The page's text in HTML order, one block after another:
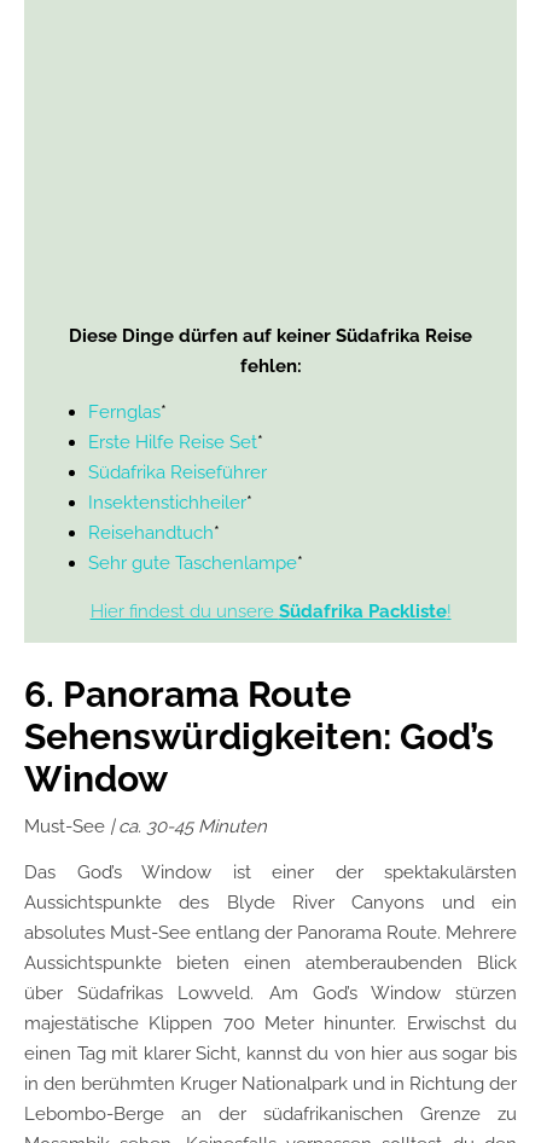
Diese Dinge dürfen auf keiner Südafrika Reise
fehlen:
Fernglas*
Erste Hilfe Reise Set*
Südafrika Reiseführer
Insektenstichheiler*
Reisehandtuch*
Sehr gute Taschenlampe*
Hier findest du unsere Südafrika Packliste!
6. Panorama Route
Sehenswürdigkeiten: God’s
Window
Must-See | ca. 30-45 Minuten
Das God’s Window ist einer der spektakulärsten
Aussichtspunkte des Blyde River Canyons und ein
absolutes Must-See entlang der Panorama Route. Mehrere
Aussichtspunkte bieten einen atemberaubenden Blick
über Südafrikas Lowveld. Am God’s Window stürzen
majestätische Klippen 700 Meter hinunter. Erwischst du
einen Tag mit klarer Sicht, kannst du von hier aus sogar bis
in den berühmten Kruger Nationalpark und in Richtung der
Lebombo-Berge an der südafrikanischen Grenze zu